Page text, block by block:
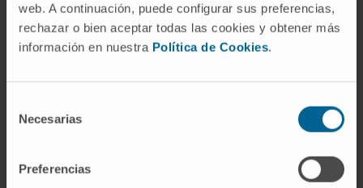
web. A continuación, puede configurar sus preferencias,
rechazar o bien aceptar todas las cookies y obtener más
información en nuestra Política de Cookies.
Necesarias
Preferencias
preformada, y el espacio epidural puede
considerarse como tal. Algunos autores
reservan "empiema" para las colecciones
uniforme y ambos términos se utilizan
¿Solo se produce en la columna